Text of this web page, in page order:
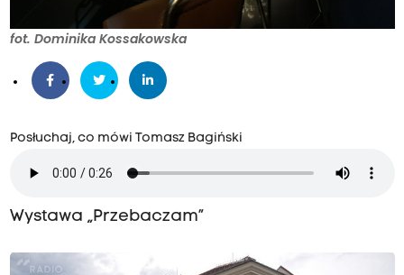
fot. Dominika Kossakowska
Posłuchaj, co mówi Tomasz Bagiński
Wystawa „Przebaczam”